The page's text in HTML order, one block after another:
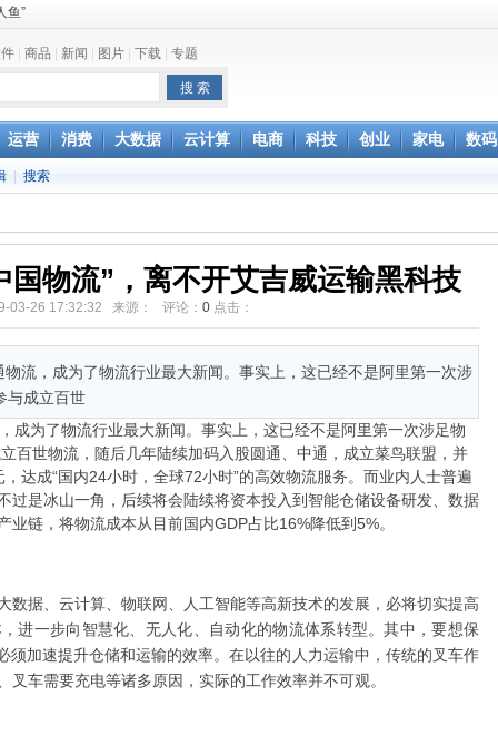
鱼”
询保修
奈，网友：资费还
台办回应
解
方式去刺激
自我麻醉
商品 新闻 图片 下载 专题
运营 消费 大数据 云计算 电商 科技 创业 家电 数码
搜索
国物流”，离不开艾吉威运输黑科技
03-26 17:32:32 来源： 评论： 0点击：
流，成为了物流行业最大新闻。事实上，这已经不是阿里第一次涉
与成立百世
成为了物流行业最大新闻。事实上，这已经不是阿里第一次涉足物
百世物流，随后几年陆续加码入股圆通、中通，成立菜鸟联盟，并
达成“国内24小时，全球72小时”的高效物流服务。而业内人士普遍
过是冰山一角，后续将会陆续将资本投入到智能仓储设备研发、数据
链，将物流成本从目前国内GDP占比16%降低到5%。
数据、云计算、物联网、人工智能等高新技术的发展，必将切实提高
进一步向智慧化、无人化、自动化的物流体系转型。其中，要想保
须加速提升仓储和运输的效率。在以往的人力运输中，传统的叉车作
叉车需要充电等诸多原因，实际的工作效率并不可观。